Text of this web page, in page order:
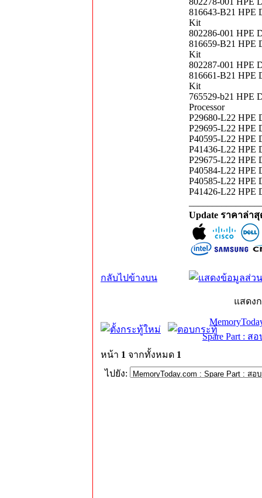
816643-B21 HPE
Kit
802286-001 HPE
816659-B21 HPE
Kit
802287-001 HPE
816661-B21 HPE
Kit
765529-b21 HPE
Processor
P29680-L22 HPE
P29695-L22 HPE
P40595-L22 HPE
P41436-L22 HPE
P29675-L22 HPE
P40584-L22 HPE
P40585-L22 HPE
P41426-L22 HPE
Update ราคาล่า
กลับไปข้างบน
แสดง
Spare Part : ส
หน้า 1 จากทั้งหมด 1
ไปยัง: